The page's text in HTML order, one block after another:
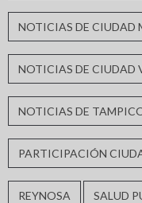
NOTICIAS DE CIUDAD
NOTICIAS DE CIUDAD
NOTICIAS DE
PARTICIPACIÓN
REYNOSA SALUD